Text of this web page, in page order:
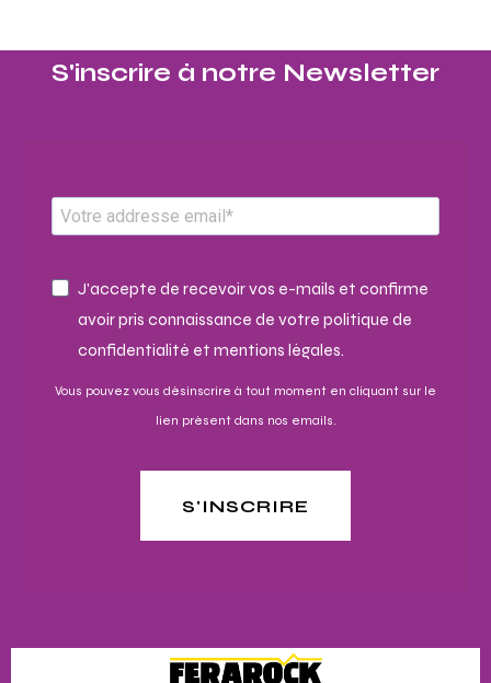
S'inscrire à notre Newsletter​
J'accepte de recevoir vos e-mails et confirme
avoir pris connaissance de votre politique de
confidentialité et mentions légales.
Vous pouvez vous désinscrire à tout moment en cliquant sur le
lien présent dans nos emails.
S'INSCRIRE